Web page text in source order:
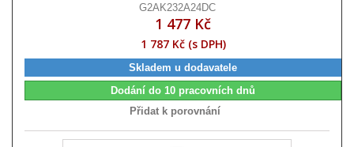
G2AK232A24DC
1 477 Kč
1 787 Kč (s DPH)
Skladem u dodavatele
Dodání do 10 pracovních dnů
Přidat k porovnání